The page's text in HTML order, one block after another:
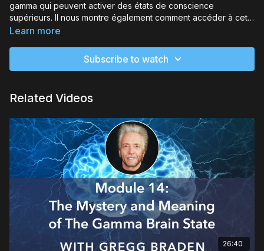
gamma qui peuvent activer des états de conscience
supérieurs. Il nous montre également comment accéder à cet
état chaque fois que nous en avons besoin, afin de stimuler
Learn more
Subscribe to watch
Related Videos
26:40